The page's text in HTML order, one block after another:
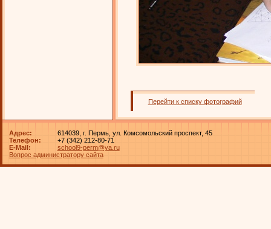
Перейти к списку фотографий
Адрес:
614039, г. Пермь, ул. Комсомольский проспект, 45
Телефон:
+7 (342) 212-80-71
E-Mail:
school9-perm@ya.ru
Вопрос администратору сайта